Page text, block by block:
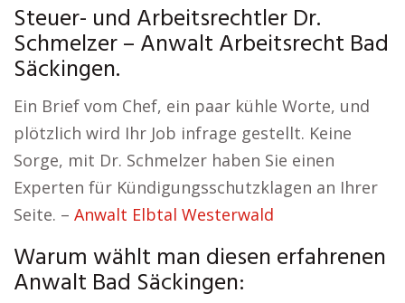
Steuer- und Arbeitsrechtler Dr.
Schmelzer – Anwalt Arbeitsrecht Bad
Säckingen.
Ein Brief vom Chef, ein paar kühle Worte, und
plötzlich wird Ihr Job infrage gestellt. Keine
Sorge, mit Dr. Schmelzer haben Sie einen
Experten für Kündigungsschutzklagen an Ihrer
Seite. – Anwalt Elbtal Westerwald
Warum wählt man diesen erfahrenen
Anwalt Bad Säckingen: